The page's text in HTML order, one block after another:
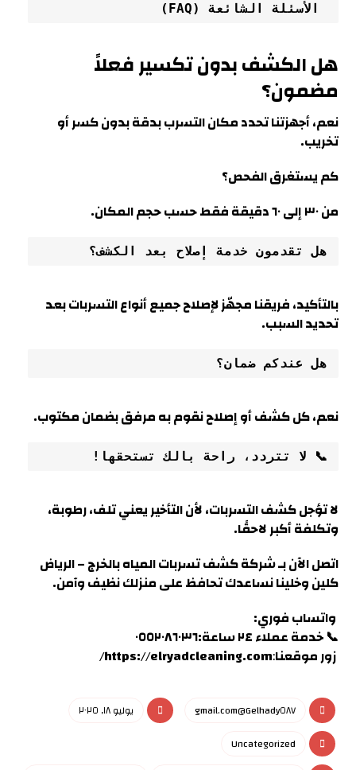
الأسئلة الشائعة (FAQ)
هل الكشف بدون تكسير فعلاً
مضمون؟
نعم، أجهزتنا تحدد مكان التسرب بدقة بدون كسر أو
تخريب.
كم يستغرق الفحص؟
من ٣٠ إلى ٦٠ دقيقة فقط حسب حجم المكان.
هل تقدمون خدمة إصلاح بعد الكشف؟
بالتأكيد، فريقنا مجهّز لإصلاح جميع أنواع التسربات بعد
تحديد السبب.
هل عندكم ضمان؟
نعم، كل كشف أو إصلاح نقوم به مرفق بضمان مكتوب.
📞 لا تتردد، راحة بالك تستحقها!
لا تؤجل كشف التسربات، لأن التأخير يعني تلف، رطوبة،
وتكلفة أكبر لاحقًا.
اتصل الآن بـ شركة كشف تسربات المياه بالخرج – الرياض
كلين وخلينا نساعدك تحافظ على منزلك نظيف وآمن.
واتساب فوري:
📞 خدمة عملاء ٢٤ ساعة:٠٥٥٢٠٨٦٠٣٦
زور موقعنا:
https://elryadcleaning.com
/
Gelhady٥٨٧@gmail.com
يوليو ١٨, ٢٠٢٥
Uncategorized